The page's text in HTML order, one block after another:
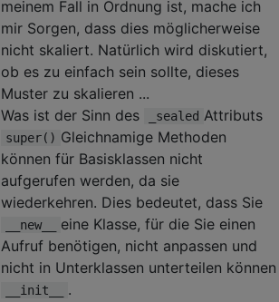
meinem Fall in Ordnung ist, mache ich
mir Sorgen, dass dies möglicherweise
nicht skaliert. Natürlich wird diskutiert,
ob es zu einfach sein sollte, dieses
Muster zu skalieren ...
Was ist der Sinn des
_sealed Attributs
super() Gleichnamige Methoden
können für Basisklassen nicht
aufgerufen werden, da sie
wiederkehren. Dies bedeutet, dass Sie
__new__
eine Klasse, für die Sie einen
Aufruf benötigen, nicht anpassen und
nicht in Unterklassen unterteilen können
__init__ .